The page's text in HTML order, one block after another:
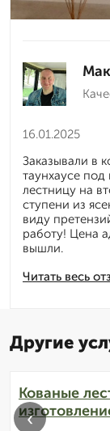
16.01.2025
Читать весь
Заказывали в
таунхаусе
лестницу на
ступени из
виду
работу! Цена
вышли.
Другие
Кованые
‹